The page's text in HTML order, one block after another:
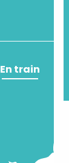
En train